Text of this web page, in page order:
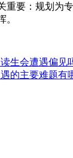
：规划为专
。
生会遭遇偏见
的主要难题有